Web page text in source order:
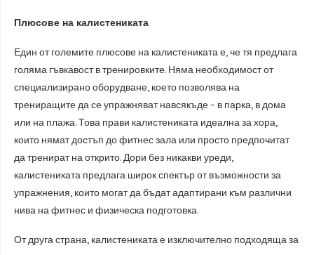
Плюсове на калистениката
Един от големите плюсове на калистениката е, че тя предлага
голяма гъвкавост в тренировките. Няма необходимост от
специализирано оборудване, което позволява на
трениращите да се упражняват навсякъде – в парка, в дома
или на плажа. Това прави калистениката идеална за хора,
които нямат достъп до фитнес зала или просто предпочитат
да тренират на открито. Дори без никакви уреди,
калистениката предлага широк спектър от възможности за
упражнения, които могат да бъдат адаптирани към различни
нива на фитнес и физическа подготовка.
От друга страна, калистениката е изключително подходяща за